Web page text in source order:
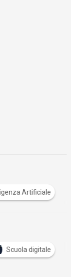
Artificiale
Scuola digitale